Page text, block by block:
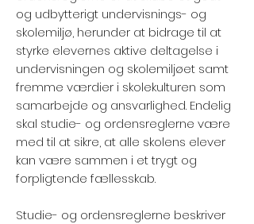
og udbytterigt undervisnings- og
skolemiljø, herunder at bidrage til at
styrke elevernes aktive deltagelse i
undervisningen og skolemiljøet samt
fremme værdier i skolekulturen som
samarbejde og ansvarlighed. Endelig
skal studie- og ordensreglerne være
med til at sikre, at alle skolens elever
kan være sammen i et trygt og
forpligtende fællesskab.
Studie- og ordensreglerne beskriver